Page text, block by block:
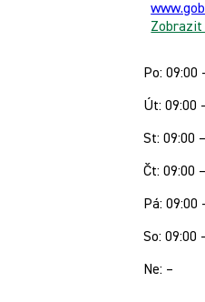
Zobrazit
Po: 09:00
Út: 09:00
St: 09:00
Čt: 09:00
Pá: 09:00
So: 09:00
Ne: –